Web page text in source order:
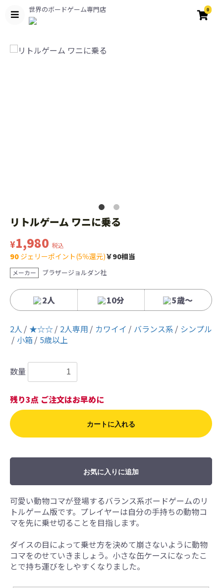
世界のボードゲーム専門店 0
リトルゲーム ワニに乗る
¥1,980 税込
90 ジェリーポイント(5％還元)￥90相当
メーカー ブラザージョルダン社
2人 10分 5歳〜
2人 ★☆☆ 2人専用 カワイイ バランス系
シンプル
小箱
5歳以上
数量
残り3点 ご注文はお早めに
カートに入れる
お気に入りに追加
可愛い動物コマが登場するバランス系ボードゲームのリ
トルゲーム版です。プレイヤーは自分の手持ちの動物コ
マを先に乗せ切ることを目指します。
ダイスの目によって乗せ方を決めて崩さないように動物
コマをのせていきましょう。小さな缶ケースになったこ
とで持ち運びをしやすくなりました。